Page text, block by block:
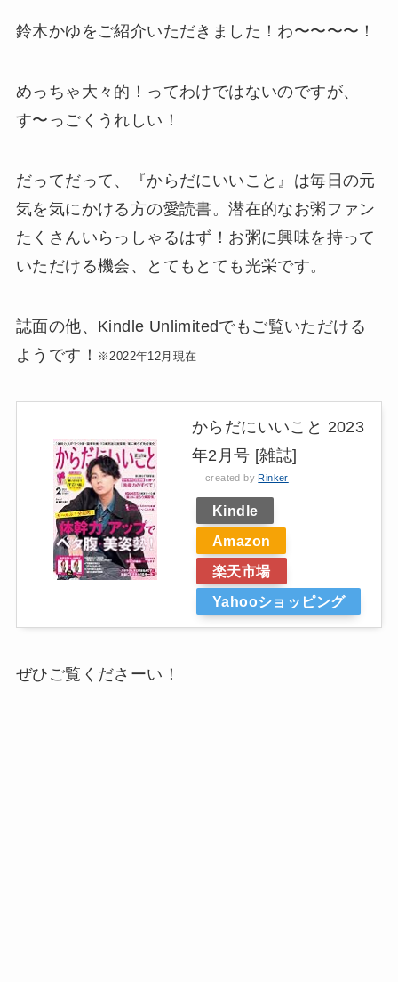
鈴木かゆをご紹介いただきました！わ〜〜〜〜！
めっちゃ大々的！ってわけではないのですが、
す〜っごくうれしい！
だってだって、『からだにいいこと』は毎日の元
気を気にかける方の愛読書。潜在的なお粥ファン
たくさんいらっしゃるはず！お粥に興味を持って
いただける機会、とてもとても光栄です。
誌面の他、Kindle Unlimitedでもご覧いただける
ようです！
※2022年12月現在
からだにいいこと 2023
年2月号 [雑誌]
created byRinker
Kindle
Amazon
楽天市場
Yahooショッピング
ぜひご覧くださーい！